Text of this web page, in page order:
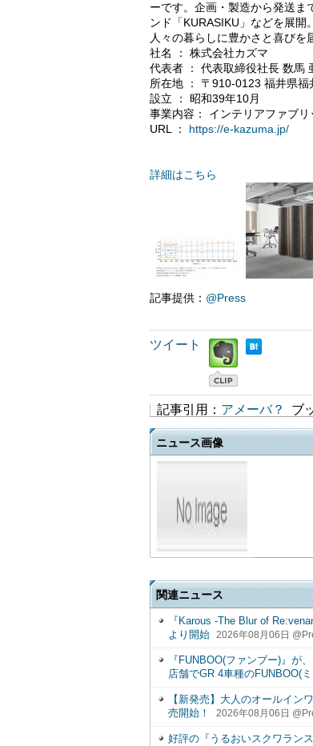
ーです。企画・製造から発送ま
ンド「KURASIKU」などを展開
人々の暮らしに豊かさと喜びを
社名 ： 株式会社カズマ
代表者 ： 代表取締役社長 数馬
所在地 ： 〒910-0123 福井県福
設立 ： 昭和39年10月
事業内容： インテリアファブ
URL ： https://e-kazuma.jp/
詳細はこちら
記事提供： @Press
ツイート
記事引用： アメーバ？ ブ
ニュース画像
関連ニュース
『Karous -The Blur of
より開始
2026年08月06日
『FUNBOO(ファンブー)』
店舗でGR 4車種のFUNBOO(
【新発売】大人のオールイン
売開始！
2026年08月06日
好評の『うるおいスクワラン